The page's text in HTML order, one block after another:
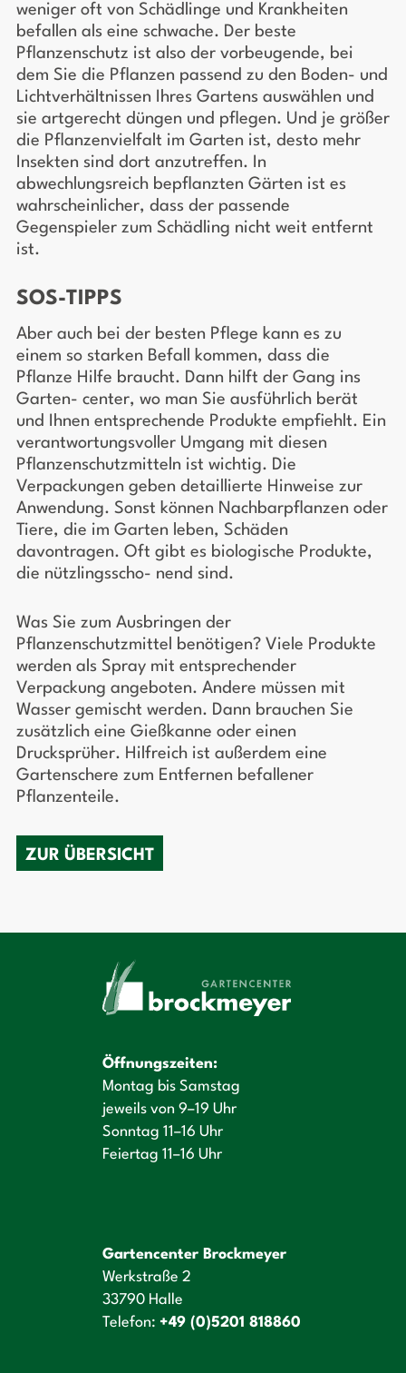
weniger oft von Schädlinge und Krankheiten
befallen als eine schwache. Der beste
Pflanzenschutz ist also der vorbeugende, bei
dem Sie die Pflanzen passend zu den Boden- und
Lichtverhältnissen Ihres Gartens auswählen und
sie artgerecht düngen und pflegen. Und je größer
die Pflanzenvielfalt im Garten ist, desto mehr
Insekten sind dort anzutreffen. In
abwechlungsreich bepflanzten Gärten ist es
wahrscheinlicher, dass der passende
Gegenspieler zum Schädling nicht weit entfernt
ist.
SOS-TIPPS
Aber auch bei der besten Pflege kann es zu
einem so starken Befall kommen, dass die
Pflanze Hilfe braucht. Dann hilft der Gang ins
Garten- center, wo man Sie ausführlich berät
und Ihnen entsprechende Produkte empfiehlt. Ein
verantwortungsvoller Umgang mit diesen
Pflanzenschutzmitteln ist wichtig. Die
Verpackungen geben detaillierte Hinweise zur
Anwendung. Sonst können Nachbarpflanzen oder
Tiere, die im Garten leben, Schäden
davontragen. Oft gibt es biologische Produkte,
die nützlingsscho- nend sind.
Was Sie zum Ausbringen der
Pflanzenschutzmittel benötigen? Viele Produkte
werden als Spray mit entsprechender
Verpackung angeboten. Andere müssen mit
Wasser gemischt werden. Dann brauchen Sie
zusätzlich eine Gießkanne oder einen
Drucksprüher. Hilfreich ist außerdem eine
Gartenschere zum Entfernen befallener
Pflanzenteile.
ZUR ÜBERSICHT
Öffnungszeiten:
Montag bis Samstag
jeweils von 9–19 Uhr
Sonntag 11–16 Uhr
Feiertag 11–16 Uhr
Gartencenter Brockmeyer
Werkstraße 2
33790 Halle
Telefon: +49 (0)5201 818860